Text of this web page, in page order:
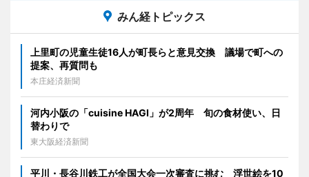
みん経トピックス
上里町の児童生徒16人が町長らと意見交換 議場で町への
提案、再質問も
本庄経済新聞
河内小阪の「cuisine HAGI」が2周年 旬の食材使い、日
替わりで
東大阪経済新聞
平川・長谷川鉄工が全国大会一次審査に挑む 浮世絵を10